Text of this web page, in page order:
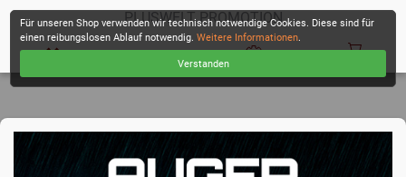
PLUSWELT PROMOTION
Für unseren Shop verwenden wir technisch notwendige Cookies. Diese sind für
einen reibungslosen Ablauf notwendig.Weitere Informationen.
Verstanden